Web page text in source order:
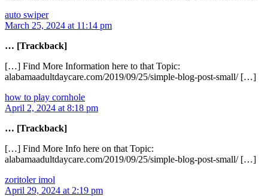
auto swiper
March 25, 2024 at 11:14 pm
… [Trackback]
[…] Find More Information here to that Topic:
alabamaadultdaycare.com/2019/09/25/simple-blog-post-small/ […]
how to play cornhole
April 2, 2024 at 8:18 pm
… [Trackback]
[…] Find More Info here on that Topic:
alabamaadultdaycare.com/2019/09/25/simple-blog-post-small/ […]
zoritoler imol
April 29, 2024 at 2:19 pm